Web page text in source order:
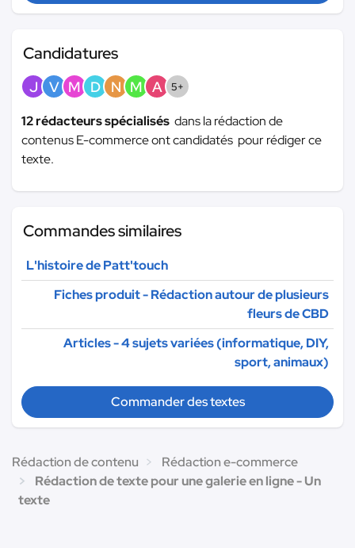
Candidatures
J V M D N M A 5+
12 rédacteurs spécialisés dans la rédaction de
contenus E-commerce ont candidatés pour rédiger ce
texte.
Commandes similaires
L'histoire de Patt'touch
Fiches produit - Rédaction autour de plusieurs
fleurs de CBD
Articles - 4 sujets variées (informatique, DIY,
sport, animaux)
Commander des textes
Rédaction de contenu
Rédaction e-commerce
Rédaction de texte pour une galerie en ligne - Un
texte